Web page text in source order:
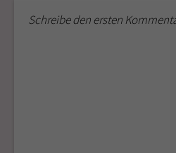
Schreibe den ersten